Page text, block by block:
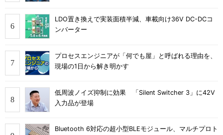
LDO置き換えで実装面積半減、車載向け36V DC-DCコ
ンバーター
プロセスエンジニアが「何でも屋」と呼ばれる理由を、
現場の1日から解き明かす
低周波ノイズ抑制に効果 「Silent Switcher 3」に42V
入力品が登場
Bluetooth 6対応の超小型BLEモジュール、マルチプロト